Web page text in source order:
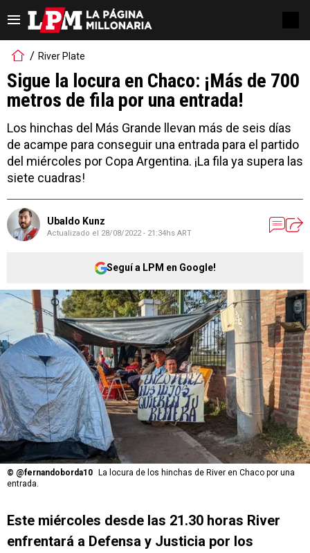
River Plate
Sigue la locura en Chaco: ¡Más de 700
metros de fila por una entrada!
Los hinchas del Más Grande llevan más de seis días
de acampe para conseguir una entrada para el partido
del miércoles por Copa Argentina. ¡La fila ya supera las
siete cuadras!
Ubaldo Kunz
Actualizado el 28/08/2022 - 21:34hs ART
Seguí a LPM en Google!
© @fernandoborda10
La locura de los hinchas de River en Chaco por una
entrada.
Este miércoles desde las 21.30 horas River
enfrentará a Defensa y Justicia por los